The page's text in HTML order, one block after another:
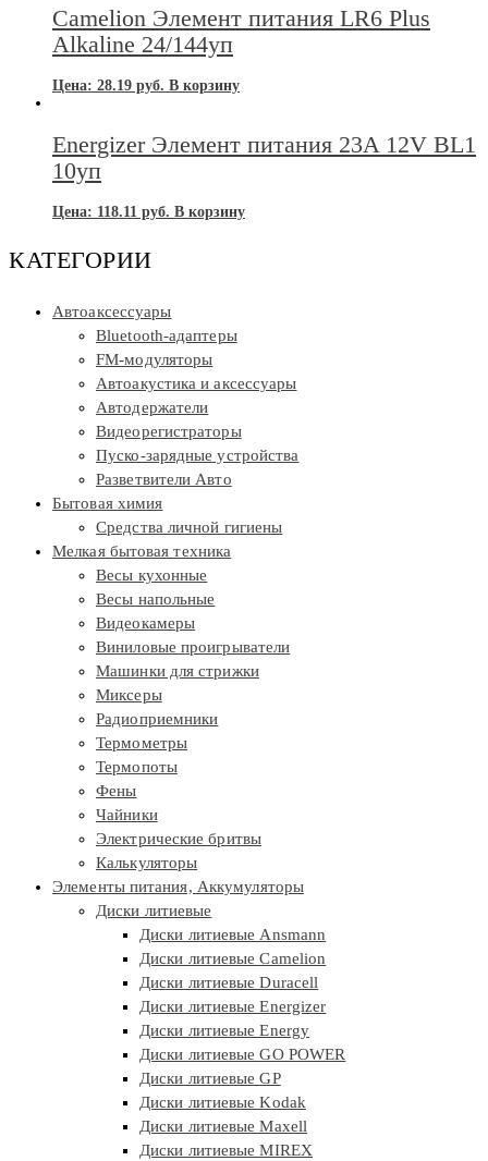
Camelion Элемент питания LR6 Plus
Alkaline 24/144уп
Цена: 28.19 руб. В корзину
Energizer Элемент питания 23A 12V BL1
10уп
Цена: 118.11 руб. В корзину
КАТЕГОРИИ
Автоаксессуары
Bluetooth-адаптеры
FM-модуляторы
Автоакустика и аксессуары
Автодержатели
Видеорегистраторы
Пуско-зарядные устройства
Разветвители Авто
Бытовая химия
Средства личной гигиены
Мелкая бытовая техника
Весы кухонные
Весы напольные
Видеокамеры
Виниловые проигрыватели
Машинки для стрижки
Миксеры
Радиоприемники
Термометры
Термопоты
Фены
Чайники
Электрические бритвы
Калькуляторы
Элементы питания, Аккумуляторы
Диски литиевые
Диски литиевые Ansmann
Диски литиевые Camelion
Диски литиевые Duracell
Диски литиевые Energizer
Диски литиевые Energy
Диски литиевые GO POWER
Диски литиевые GP
Диски литиевые Kodak
Диски литиевые Maxell
Диски литиевые MIREX